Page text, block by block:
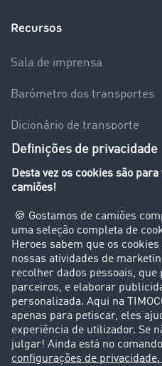
Recursos
Sala de imprensa
Barómetro dos transportes
Dicionário de transporte
Visão geral da Bolsa de
Clientes recomendam
Casos de sucesso
Suporte
Suporte